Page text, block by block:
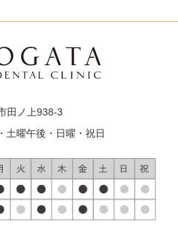
⽥ノ上938-3
土曜午後・⽇曜・祝⽇